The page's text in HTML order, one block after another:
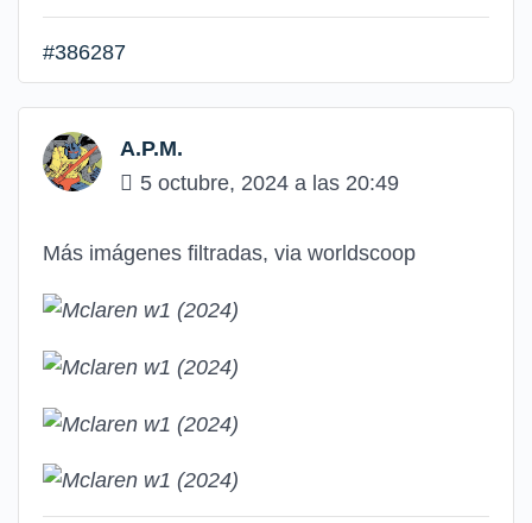
#386287
A.P.M.
5 octubre, 2024 a las 20:49
Más imágenes filtradas, via worldscoop